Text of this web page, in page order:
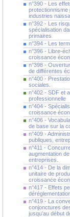
n°390 - Les
protectionnisme
industries
n°392 - Les
spécialisation
primaires
n°394 - Les
n°396 - Libre-
croissance
n°398 -
de différentes
n°400 -
sociales.
n°402 - SDF et
professionnelle
n°404 -
croissance
n°406 -
de base sur la
n°409 -
publiques,
n°411 -
augmentation
entreprises.
n°414 - De la
unitaire de
croissance
n°417 - Effets
n°419 - La
conjonctures
jusqu'au début